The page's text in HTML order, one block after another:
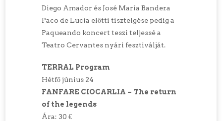
Diego Amador és José María Bandera
Paco de Lucía előtti tisztelgése pedig a
Paqueando koncert teszi teljessé a
Teatro Cervantes nyári fesztiválját.
TERRAL Program
Hétfő június 24
FANFARE CIOCARLIA – The return
of the legends
Ára: 30 €